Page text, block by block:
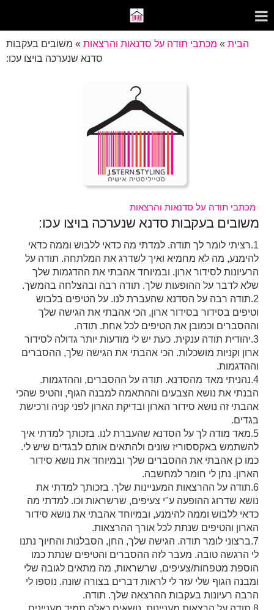
הבית» מכתבי תודה על סדנאות והרצאות» משובים בעקבות
סדנא שנערכה בויצו עכו:
מכתבי תודה על סדנאות והרצאות
משובים בעקבות סדנא שנערכה בויצו עכו:
1.רציתי לומר לך תודה. למדתי מה כדאי ללבוש וממה כדאי
להימנע, מה לא מחמיא ואיך לשדרג את המלתחה. תודה על
הרעיונות לסידור ארון. ובמיוחד אהבתי את ההדגמות שלך
שלא לדבר על ההופעות שלך. תודה רבה ובהצלחה בהמשך.
2.תודה רבה על הסדנא שהעברת לנו. על הטיפים בלבוש
וטיפים בסידור בסידור ארון, הכי אהבתי את הגישה שלך
וההסברים וכמובן את הטיפים לכל אחת. תודה.
3.יהודית תודה ענקית. כעת יש לי מודעות יותר גדולה לסידור
ארון וקניות מושכלות. הכי אהבתי את הגישה שלך, ההסברים
וההדגמות.
4.נהניתי מאד מהסדנא. תודה על ההסברים, וההדגמות.
הבנתי את נושא הצבעים וההתאמה למבנה הגוף, והטיפ שהכי
אהבתי זה נושא סידור הארון ובדיקת הארון לפני קניה ורכישת
בגדים.
5.מאד מודה לך על הסדנא שהעברת לנו. בזכותך למדתי איך
להשתמש באקססוריז שונים ולהתאים אותם לבגדים שיש לי.
כמו כן אהבתי את ההסברים שלך ובמיוחד את נושא סידור
הארון. נתן לי חומר למחשבה.
6.תודה על ההרצאות המעניינות שלך. בזכותך למדתי את
נושא שדרוג ההופעה ע"י צעיפים, שרשראות וכו. למדתי מה
כדאי ללבוש וממה להימנע, ובמיוחד אהבתי את נושא סידור
הארון והטיפים שנתת לכל אורך ההרצאות.
7.ברצוני לומר תודה. הגישה שלך, החן, הסבלנות והחיוך נתנו
לי הרגשה טובה. מעבר לזה ההסברים והטיפים שנתת כמו
הוספת מטפחות/צעיפים, שרשראות, מה מתאים לגובה שלי
ומבנה הגוף שלי עזר לי לראות דברים בצורה שונה. נוספו לי
הרבה רעיונות בעקבות ההרצאה שלך. תודה.